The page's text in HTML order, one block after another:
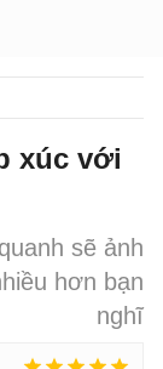
xúc với
sẽ ảnh
hơn bạn
nghĩ